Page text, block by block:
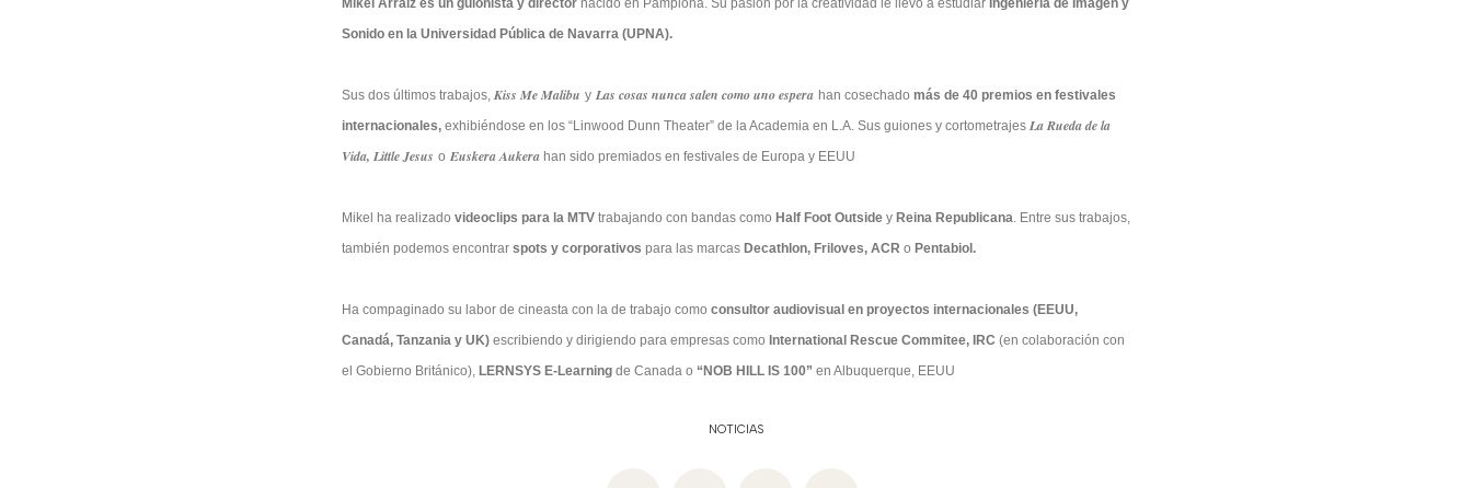
Mikel Arraiz es un guionista y director nacido en Pamplona. Su pasión por la creatividad le llevó a estudiar Ingeniería de Imagen y
Sonido en la Universidad Pública de Navarra (UPNA).
Sus dos últimos trabajos, Kiss Me Malibu y Las cosas nunca salen como uno espera han cosechado más de 40 premios en festivales
internacionales, exhibiéndose en los “Linwood Dunn Theater” de la Academia en L.A. Sus guiones y cortometrajes La Rueda de la
Vida, Little Jesus o Euskera Aukera han sido premiados en festivales de Europa y EEUU
Mikel ha realizado videoclips para la MTV trabajando con bandas como Half Foot Outside y Reina Republicana. Entre sus trabajos,
también podemos encontrar spots y corporativos para las marcas Decathlon, Friloves, ACR o Pentabiol.
Ha compaginado su labor de cineasta con la de trabajo como consultor audiovisual en proyectos internacionales (EEUU,
Canadá, Tanzania y UK) escribiendo y dirigiendo para empresas como International Rescue Commitee, IRC (en colaboración con
el Gobierno Británico), LERNSYS E-Learning de Canada o “NOB HILL IS 100” en Albuquerque, EEUU
NOTICIAS